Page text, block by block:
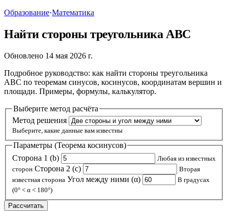
Образование·Математика
Найти стороны треугольника ABC
Обновлено 14 мая 2026 г.
Подробное руководство: как найти стороны треугольника
ABC по теоремам синусов, косинусов, координатам вершин и
площади. Примеры, формулы, калькулятор.
Выберите метод расчёта
Метод решения
Выберите, какие данные вам известны
Параметры (Теорема косинусов)
Сторона 1 (b)
Любая из известных
сторон Сторона 2 (c)
Вторая
известная сторона Угол между ними (α)
В градусах
(0° < α < 180°)
Рассчитать